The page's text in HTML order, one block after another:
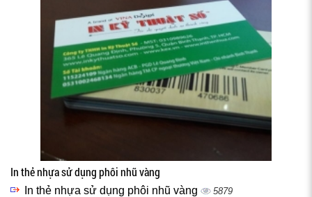
In thẻ nhựa sử dụng phôi nhũ vàng
In thẻ nhựa sử dụng phôi nhũ vàng 5879